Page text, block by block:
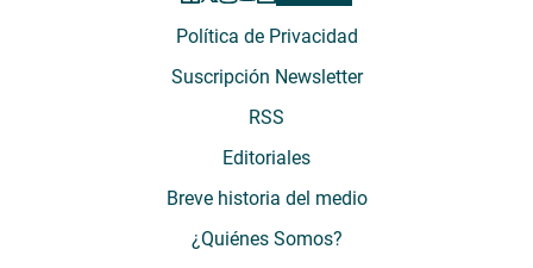
Política de Privacidad
Suscripción Newsletter
RSS
Editoriales
Breve historia del medio
¿Quiénes Somos?